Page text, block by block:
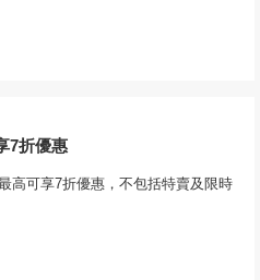
7折優惠
高可享7折優惠，不包括特賣及限時